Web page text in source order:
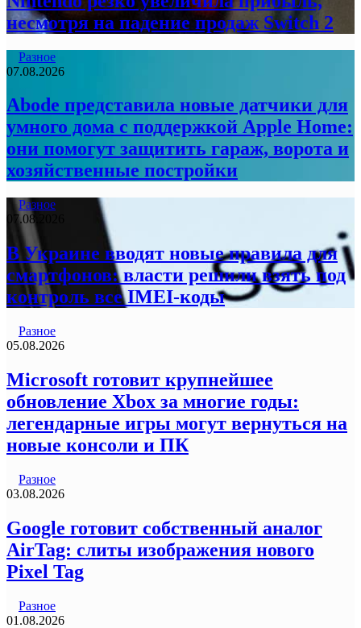
несмотря на падение продаж Switch 2
Разное
07.08.2026
Abode представила новые датчики для
умного дома с поддержкой Apple Home:
они помогут защитить гараж, ворота и
хозяйственные постройки
Разное
07.08.2026
В Украине вводят новые правила для
смартфонов: власти решили взять под
контроль все IMEI-коды
Разное
05.08.2026
Microsoft готовит крупнейшее
обновление Xbox за многие годы:
легендарные игры могут вернуться на
новые консоли и ПК
Разное
03.08.2026
Google готовит собственный аналог
AirTag: слиты изображения нового
Pixel Tag
Разное
01.08.2026